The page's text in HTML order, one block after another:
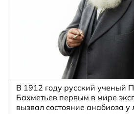
В 1912 году русский ученый
Бахметьев первым в мире
вызвал состояние анабиоза